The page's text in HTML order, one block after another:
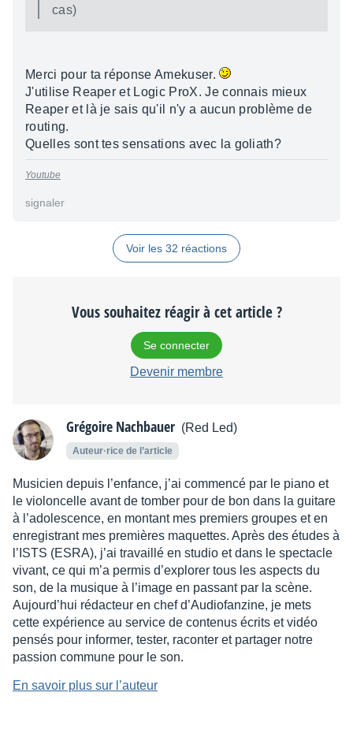
cas)
Merci pour ta réponse Amekuser.
J'utilise Reaper et Logic ProX. Je connais mieux
Reaper et là je sais qu'il n'y a aucun problème de
routing.
Quelles sont tes sensations avec la goliath?
Youtube
signaler
Voir les 32 réactions
Vous souhaitez réagir à cet article ?
Se connecter
Devenir membre
Grégoire Nachbauer (Red Led)
Auteur·rice de l’article
Musicien depuis l’enfance, j’ai commencé par le piano et
le violoncelle avant de tomber pour de bon dans la guitare
à l’adolescence, en montant mes premiers groupes et en
enregistrant mes premières maquettes. Après des études à
l’ISTS (ESRA), j’ai travaillé en studio et dans le spectacle
vivant, ce qui m’a permis d’explorer tous les aspects du
son, de la musique à l’image en passant par la scène.
Aujourd’hui rédacteur en chef d’Audiofanzine, je mets
cette expérience au service de contenus écrits et vidéo
pensés pour informer, tester, raconter et partager notre
passion commune pour le son.
En savoir plus sur l’auteur